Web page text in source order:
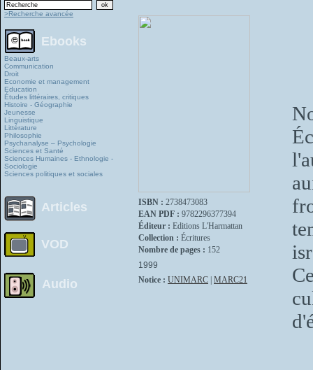
>Recherche avancée
Ebooks
Beaux-arts
Communication
Droit
Economie et management
Education
Études littéraires, critiques
Histoire - Géographie
Jeunesse
Linguistique
Littérature
Philosophie
Psychanalyse – Psychologie
Sciences et Santé
Sciences Humaines - Ethnologie -
Sociologie
Sciences politiques et sociales
Articles
VOD
Audio
ISBN : 2738473083
EAN PDF : 9782296377394
Éditeur : Editions L'Harmattan
Collection : Écritures
Nombre de pages : 152
1999
Notice : UNIMARC MARC21